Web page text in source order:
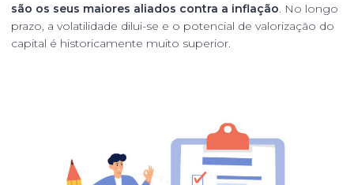
são os seus maiores aliados contra a inflação. No longo
prazo, a volatilidade dilui-se e o potencial de valorização do
capital é historicamente muito superior.